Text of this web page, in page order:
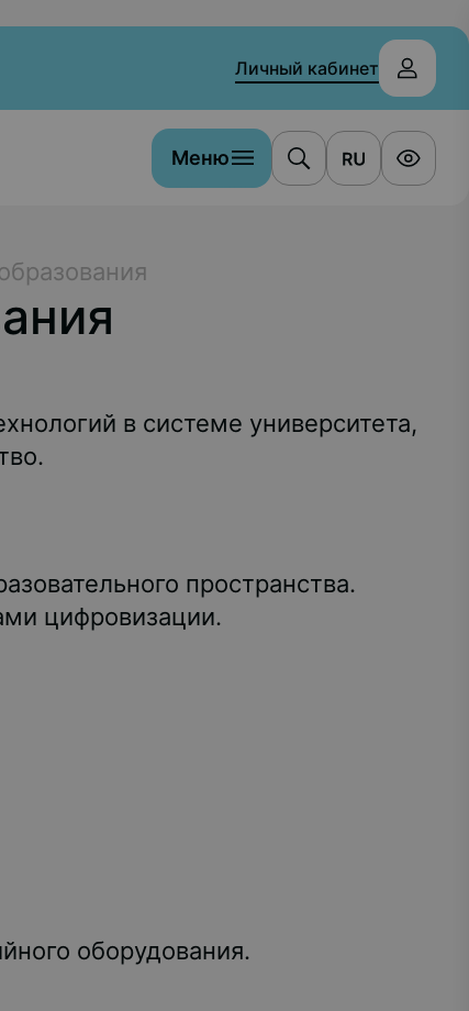
Личный кабинет
Меню
в системе университета,
пространства.
цифровизации.
оборудования.